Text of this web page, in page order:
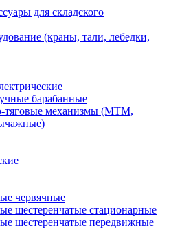
для складского
(краны, тали, лебедки,
барабанные
тяговые механизмы (МТМ,
червячные
шестеренчатые стационарные
шестеренчатые передвижные